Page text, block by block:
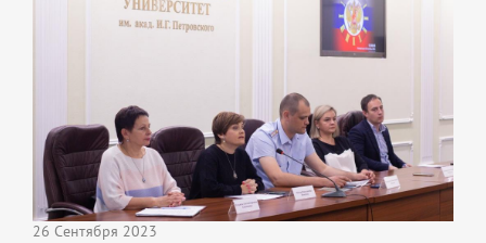
26 Сентября 2023